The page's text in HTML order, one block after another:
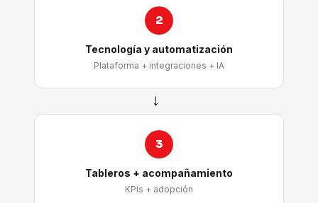
2
Tecnología y automatización
Plataforma + integraciones + IA
→
3
Tableros + acompañamiento
KPIs + adopción